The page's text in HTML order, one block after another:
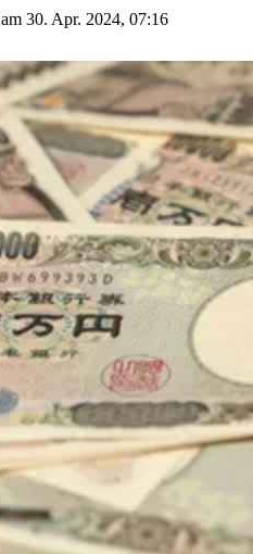
30. Apr. 2024, 07:16